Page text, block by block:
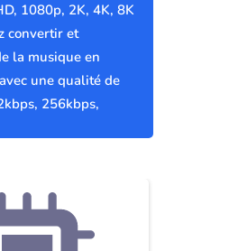
1080p, 2K, 4K, 8K
convertir et
la musique en
une qualité de
256kbps,